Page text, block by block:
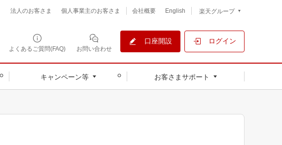
法人のお客さま 個人事業主のお客さま 会社概要 English 楽天グループ
よくあるご質問(FAQ) お問い合わせ
口座開設 ログイン
キャンペーン等 お客さまサポート